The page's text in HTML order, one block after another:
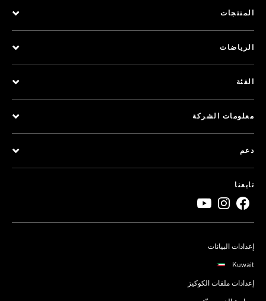
المنتجات
الرياضات
الفئة
معلومات الشركة
دعم
تابعنا
إعدادات البيانات
Kuwait
إعدادات ملفات الكوكيز